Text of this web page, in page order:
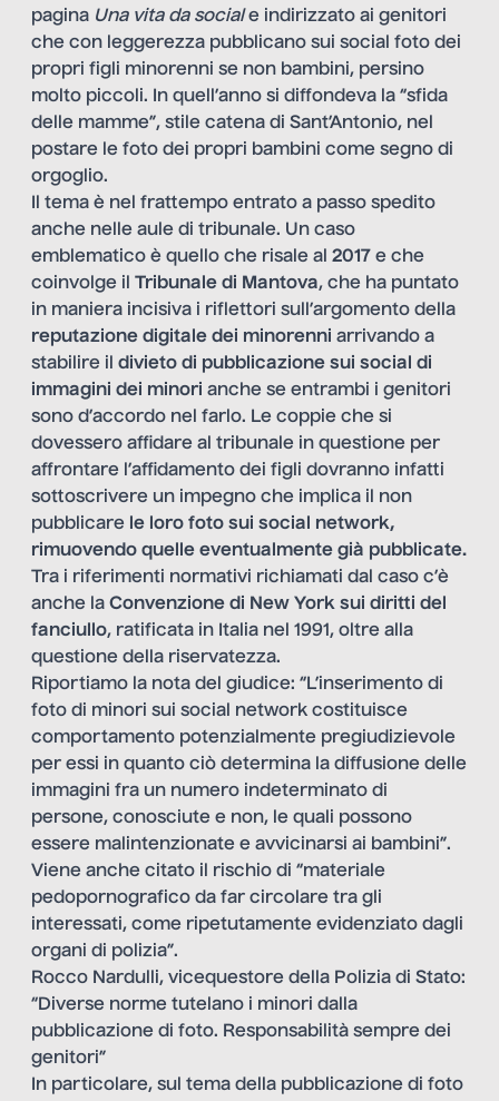
pagina Una vita da sociale indirizzato ai genitori
che con leggerezza pubblicano sui social foto dei
propri figli minorenni se non bambini, persino
molto piccoli. In quell’anno si diffondeva la “sfida
delle mamme”, stile catena di Sant’Antonio, nel
postare le foto dei propri bambini come segno di
orgoglio.
Il tema è nel frattempo entrato a passo spedito
anche nelle aule di tribunale. Un caso
emblematico è quello che risale al 2017 e che
coinvolge il Tribunale di Mantova, che ha puntato
in maniera incisiva i riflettori sull’argomento della
reputazione digitale dei minorenni arrivando a
stabilire il divieto di pubblicazione sui social di
immagini dei minori anche se entrambi i genitori
sono d’accordo nel farlo. Le coppie che si
dovessero affidare al tribunale in questione per
affrontare l’affidamento dei figli dovranno infatti
sottoscrivere un impegno che implica il non
pubblicare le loro foto sui social network,
rimuovendo quelle eventualmente già pubblicate.
Tra i riferimenti normativi richiamati dal caso c’è
anche la Convenzione di New York sui diritti del
fanciullo, ratificata in Italia nel 1991, oltre alla
questione della riservatezza.
Riportiamo la nota del giudice: “L’inserimento di
foto di minori sui social network costituisce
comportamento potenzialmente pregiudizievole
per essi in quanto ciò determina la diffusione delle
immagini fra un numero indeterminato di
persone, conosciute e non, le quali possono
essere malintenzionate e avvicinarsi ai bambini”.
Viene anche citato il rischio di “materiale
pedopornografico da far circolare tra gli
interessati, come ripetutamente evidenziato dagli
organi di polizia”.
Rocco Nardulli, vicequestore della Polizia di Stato:
“Diverse norme tutelano i minori dalla
pubblicazione di foto. Responsabilità sempre dei
genitori”
In particolare, sul tema della pubblicazione di foto